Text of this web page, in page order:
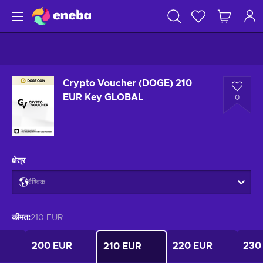
Crypto Voucher (DOGE) 210
EUR Key GLOBAL
0
क्षेत्र
वैश्विक
कीमत:210 EUR
200 EUR 210 EUR 220 EUR 230